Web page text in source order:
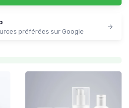
préférées sur Google